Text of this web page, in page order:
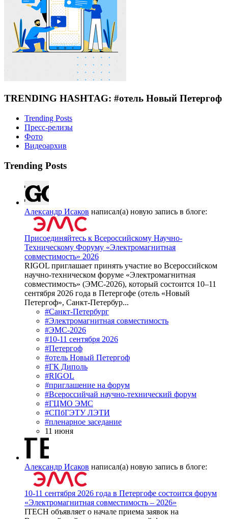
TRENDING HASHTAG: #отель Новый Петергоф
Trending Posts
Пресс-релизы
Фото
Видеоархив
Trending Posts
Александр Исаков написал(а) новую запись в блоге:
Присоединяйтесь к Всероссийскому Научно-
Техническому Форуму «Электромагнитная
совместимость» 2026
RIGOL приглашает принять участие во Всероссийском
научно-техническом форуме «Электромагнитная
совместимость» (ЭМС-2026), который состоится 10–11
сентября 2026 года в Петергофе (отель «Новый
Петергоф», Санкт-Петербур...
#Санкт-Петербург
#Электромагнитная совместимость
#ЭМС-2026
#10-11 сентября 2026
#Петергоф
#отель Новый Петергоф
#ГК Диполь
#RIGOL
#приглашение на форум
#Всероссийчай научно-технический форум
#ГЦМО ЭМС
#СПбГЭТУ ЛЭТИ
#пленарное заседание
11 июня
Александр Исаков написал(а) новую запись в блоге:
10-11 сентября 2026 года в Петергофе состоится форум
«Электромагнитная совместимость – 2026»
ITECH объявляет о начале приема заявок на